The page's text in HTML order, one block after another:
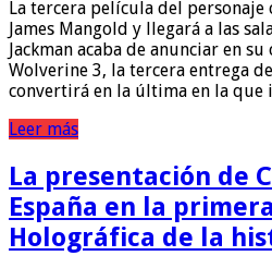
La tercera película del personaje
James Mangold y llegará a las
Jackman acaba de anunciar en
Wolverine 3, la tercera entrega
convertirá en la última en la
Leer más
La presentación de
España en la
Holográfica de la